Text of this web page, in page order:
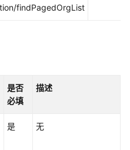
findPagedOrgList
是否
必填
描述
是 无